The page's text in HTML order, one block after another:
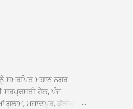
ਸਮਰਪਿਤ ਮਹਾਨ ਨਗਰ
ਸਰਪ੍ਰਸਤੀ ਹੇਠ, ਪੰਜ
ਮਜਾਦਪੁਰ, ਕੁੱਲੀਆਂ,